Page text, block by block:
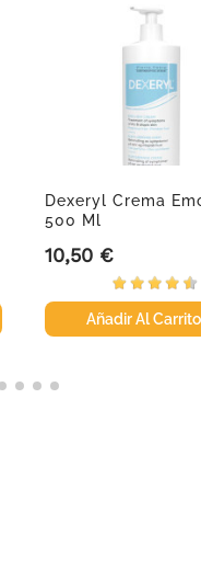
Dexeryl Crema
500 Ml
Precio
10,50 €
Añadir Al Carrito